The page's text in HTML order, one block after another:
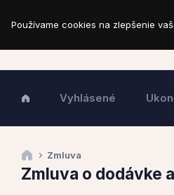
Vyhlásené
Zmluva
Zmluva o dodávke
Používame cookies na zlepšenie